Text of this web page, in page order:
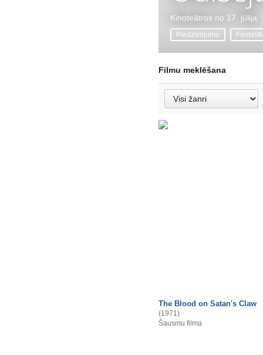
Kinoteātros no 17. jūlija
Piedzīvojumu
Filmu meklēšana
The Blood on Satan's Claw
(1971)
Šausmu filma